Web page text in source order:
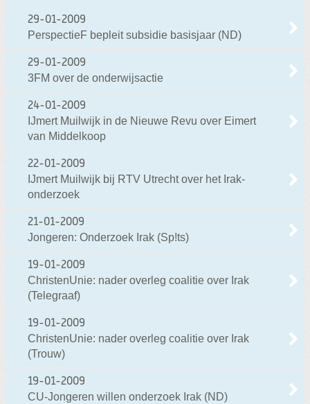
29-01-2009
PerspectieF bepleit subsidie basisjaar (ND)
29-01-2009
3FM over de onderwijsactie
24-01-2009
IJmert Muilwijk in de Nieuwe Revu over Eimert
van Middelkoop
22-01-2009
IJmert Muilwijk bij RTV Utrecht over het Irak-
onderzoek
21-01-2009
Jongeren: Onderzoek Irak (Sp!ts)
19-01-2009
ChristenUnie: nader overleg coalitie over Irak
(Telegraaf)
19-01-2009
ChristenUnie: nader overleg coalitie over Irak
(Trouw)
19-01-2009
CU-Jongeren willen onderzoek Irak (ND)